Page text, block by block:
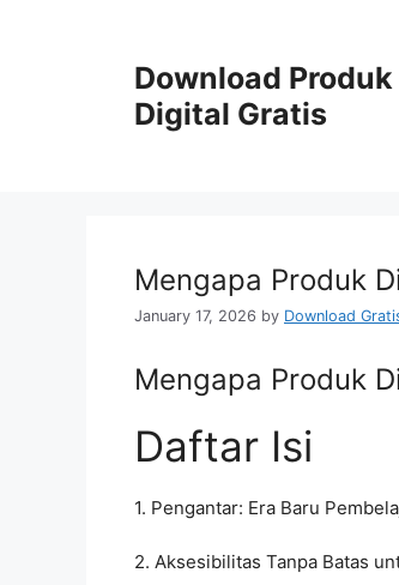
Download Produk
Digital Gratis
Mengapa Produk
January 17, 2026 by Download
Mengapa Produk
Daftar Isi
1. Pengantar: Era Baru
2. Aksesibilitas Tanpa Batas